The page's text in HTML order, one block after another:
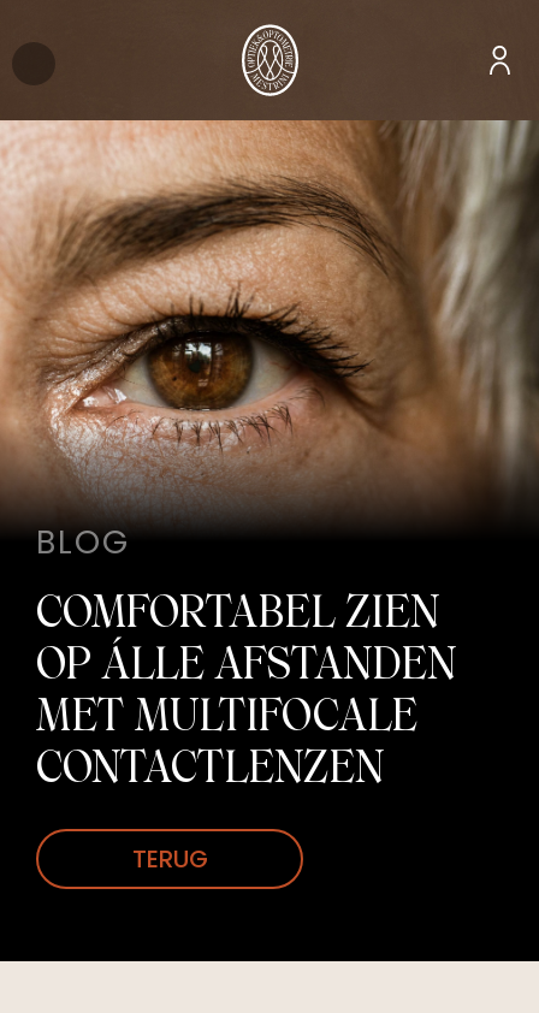
BLOG
COMFORTABEL ZIEN
OP ÁLLE AFSTANDEN
MET MULTIFOCALE
CONTACTLENZEN
TERUG